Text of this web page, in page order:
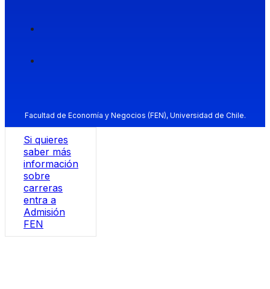
Facultad de Economía y Negocios (FEN), Universidad de Chile.
Si quieres
saber más
información
sobre
carreras
entra a
Admisión
FEN